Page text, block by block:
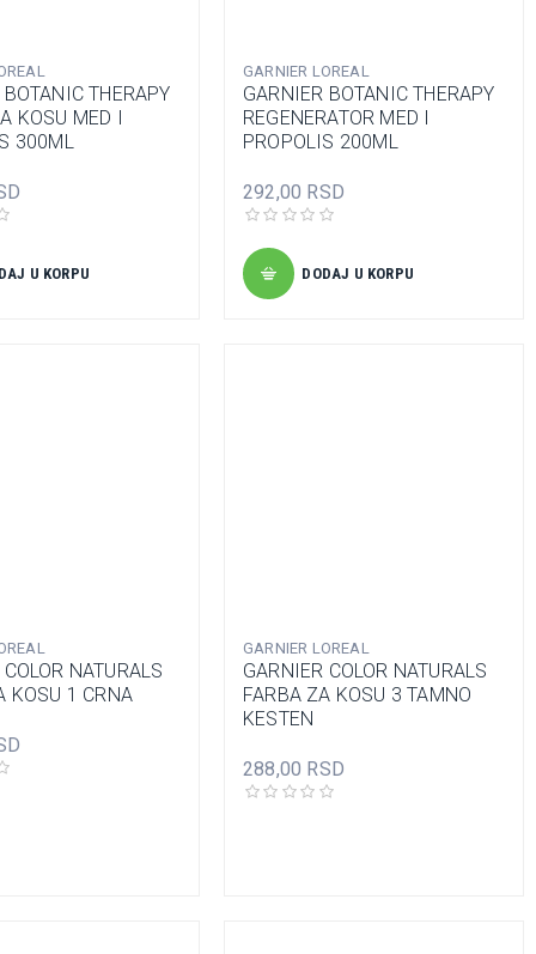
THERAPY
KOSU MED I
300ML
U KORPU
GARNIER LOREAL
GARNIER BOTANIC THERAPY
REGENERATOR MED I
PROPOLIS 200ML
292,00 RSD
DODAJ U KORPU
NATURALS
KOSU 1 CRNA
GARNIER LOREAL
GARNIER COLOR NATURALS
FARBA ZA KOSU 3 TAMNO
KESTEN
288,00 RSD